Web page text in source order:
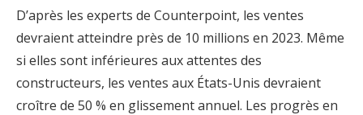
D’après les experts de Counterpoint, les ventes
devraient atteindre près de 10 millions en 2023. Même
si elles sont inférieures aux attentes des
constructeurs, les ventes aux États-Unis devraient
croître de 50 % en glissement annuel. Les progrès en